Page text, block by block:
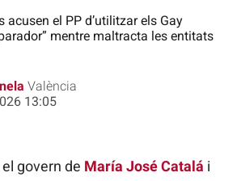
acusen el PP d’utilitzar els Gay
mentre maltracta les entitats
València
13:05
govern de María José Catalá i